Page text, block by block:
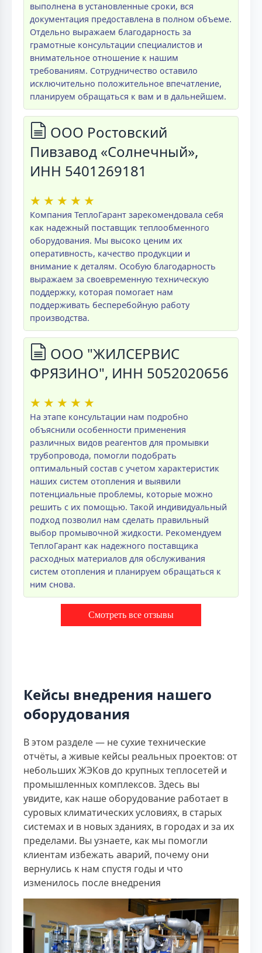
выполнена в установленные сроки, вся
документация предоставлена в полном объеме.
Отдельно выражаем благодарность за
грамотные консультации специалистов и
внимательное отношение к нашим
требованиям. Сотрудничество оставило
исключительно положительное впечатление,
планируем обращаться к вам и в дальнейшем.
ООО Ростовский
Пивзавод «Солнечный»,
ИНН 5401269181
★ ★ ★ ★ ★
Компания ТеплоГарант зарекомендовала себя
как надежный поставщик теплообменного
оборудования. Мы высоко ценим их
оперативность, качество продукции и
внимание к деталям. Особую благодарность
выражаем за своевременную техническую
поддержку, которая помогает нам
поддерживать бесперебойную работу
производства.
ООО "ЖИЛСЕРВИС
ФРЯЗИНО", ИНН 5052020656
★ ★ ★ ★ ★
На этапе консультации нам подробно
объяснили особенности применения
различных видов реагентов для промывки
трубопровода, помогли подобрать
оптимальный состав с учетом характеристик
наших систем отопления и выявили
потенциальные проблемы, которые можно
решить с их помощью. Такой индивидуальный
подход позволил нам сделать правильный
выбор промывочной жидкости. Рекомендуем
ТеплоГарант как надежного поставщика
расходных материалов для обслуживания
систем отопления и планируем обращаться к
ним снова.
Смотреть все отзывы
Кейсы внедрения нашего
оборудования
В этом разделе — не сухие технические
отчёты, а живые кейсы реальных проектов: от
небольших ЖЭКов до крупных теплосетей и
промышленных комплексов. Здесь вы
увидите, как наше оборудование работает в
суровых климатических условиях, в старых
системах и в новых зданиях, в городах и за их
пределами. Вы узнаете, как мы помогли
клиентам избежать аварий, почему они
вернулись к нам спустя годы и что
изменилось после внедрения